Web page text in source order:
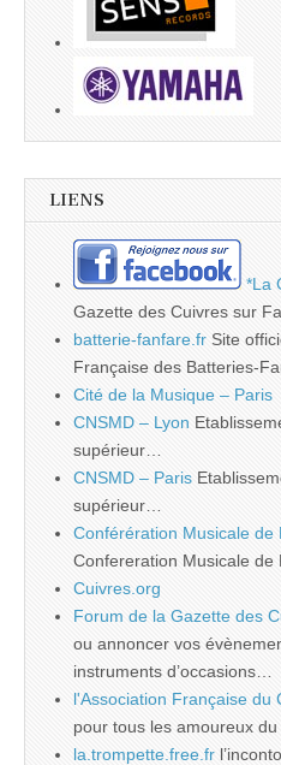
LIENS
*La
Gazette des Cuivres sur
batterie-fanfare.fr Site
Française des Batteries-
Cité de la Musique – Paris
CNSMD – Lyon
supérieur…
CNSMD – Paris
supérieur…
Conférération Musicale de
Confereration Musicale de
Cuivres.org
Forum de la Gazette des
ou annoncer vos
instruments d’occasions…
l'Association Française du
pour tous les amoureux du
la.trompette.free.fr